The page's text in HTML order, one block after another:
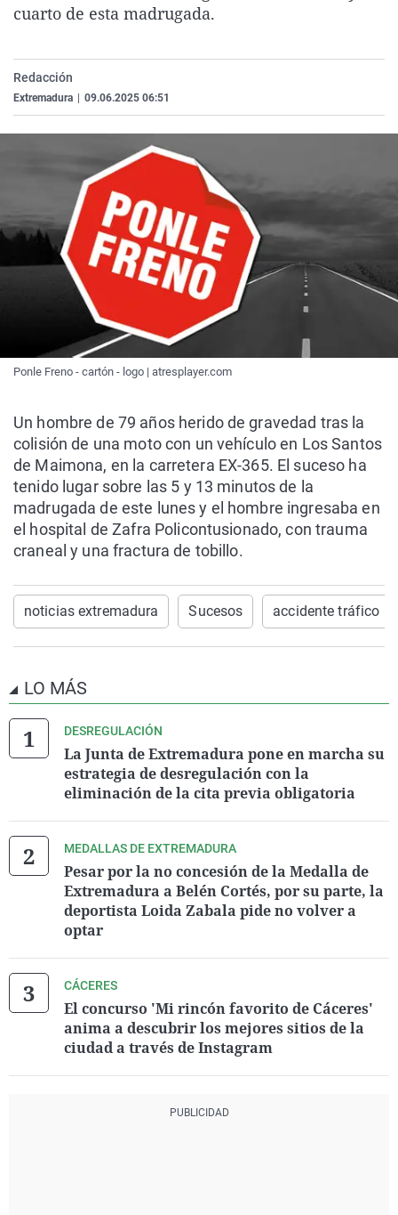
País Vasco
cuarto de esta madrugada.
Redacción
Extremadura 09.06.2025 06:51
Ponle Freno - cartón - logo | atresplayer.com
Un hombre de 79 años herido de gravedad tras la
colisión de una moto con un vehículo en Los Santos
de Maimona, en la carretera EX-365. El suceso ha
tenido lugar sobre las 5 y 13 minutos de la
madrugada de este lunes y el hombre ingresaba en
el hospital de Zafra Policontusionado, con trauma
craneal y una fractura de tobillo.
noticias extremadura Sucesos accidente tráfico
LO MÁS
DESREGULACIÓN
La Junta de Extremadura pone en marcha su
estrategia de desregulación con la
eliminación de la cita previa obligatoria
MEDALLAS DE EXTREMADURA
Pesar por la no concesión de la Medalla de
Extremadura a Belén Cortés, por su parte, la
deportista Loida Zabala pide no volver a
optar
CÁCERES
El concurso 'Mi rincón favorito de Cáceres'
anima a descubrir los mejores sitios de la
ciudad a través de Instagram